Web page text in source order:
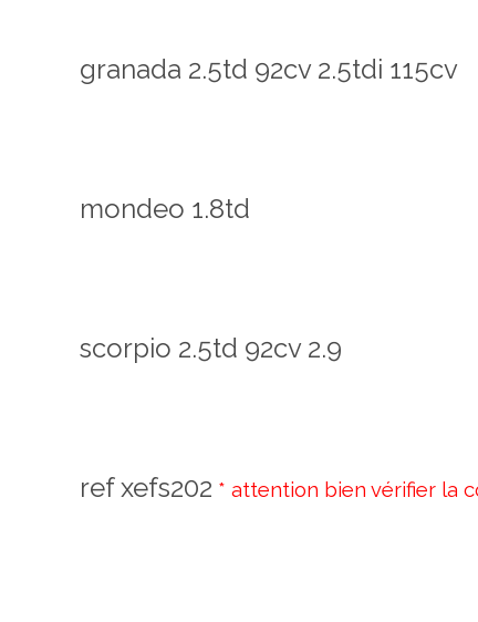
granada 2.5td 92cv 2.5tdi 115cv
mondeo 1.8td
scorpio 2.5td 92cv 2.9
ref xefs202 * attention bien vérifier la